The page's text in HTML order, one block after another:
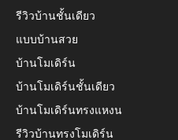
รีวิวบ้านชั้นเดียว
แบบบ้านสวย
บ้านโมเดิร์น
บ้านโมเดิร์นชั้นเดียว
บ้านโมเดิร์นทรงแหงน
รีวิวบ้านทรงโมเดิร์น